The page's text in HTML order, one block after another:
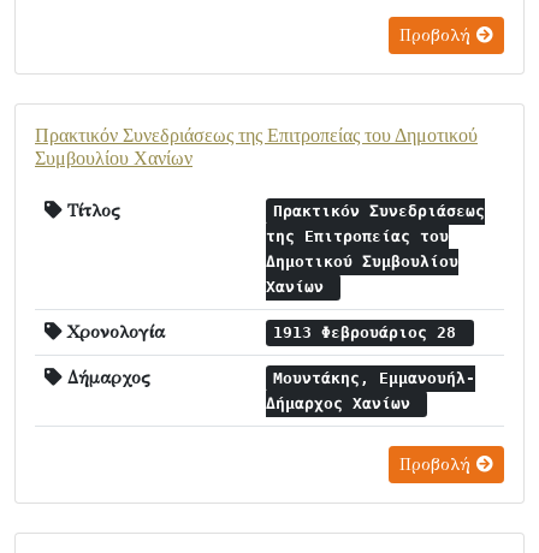
Προβολή
Πρακτικόν Συνεδριάσεως της Επιτροπείας του Δημοτικού
Συμβουλίου Χανίων
Τίτλος
Πρακτικόν Συνεδριάσεως
της Επιτροπείας του
Δημοτικού Συμβουλίου
Χανίων
Χρονολογία 1913 Φεβρουάριος 28
Δήμαρχος
Μουντάκης, Εμμανουήλ-
Δήμαρχος Χανίων
Προβολή